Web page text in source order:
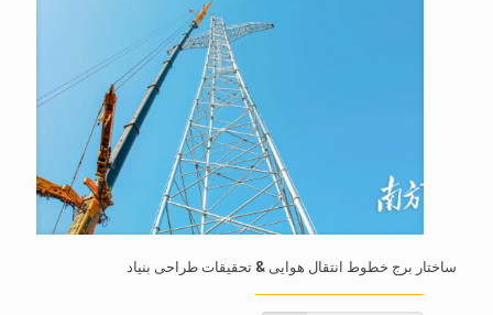
ساختار برج خطوط انتقال هوایی & تحقیقات طراحی بنیاد